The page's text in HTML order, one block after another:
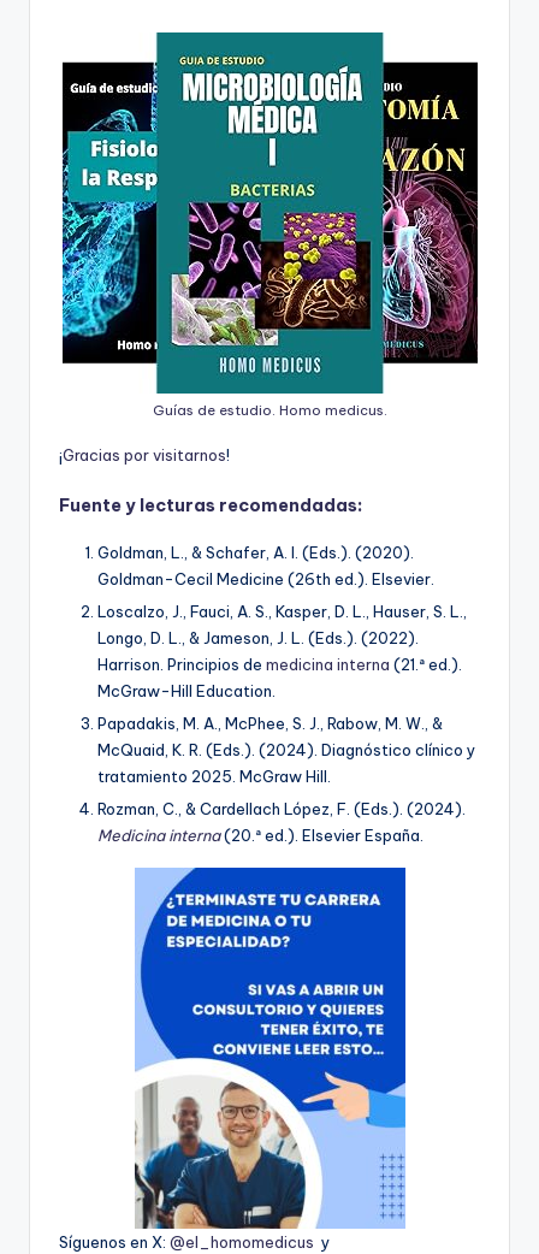
Guías de estudio. Homo medicus.
¡Gracias porvisitarnos!
Fuente y lecturas recomendadas:
Goldman, L., & Schafer, A. I. (Eds.). (2020).
Goldman-Cecil Medicine (26th ed.). Elsevier.
Loscalzo, J., Fauci, A. S., Kasper, D. L., Hauser, S. L.,
Longo, D. L., & Jameson, J. L. (Eds.). (2022).
Harrison. Principios de medicina interna (21.ª ed.).
McGraw-Hill Education.
Papadakis, M. A., McPhee, S. J., Rabow, M. W., &
McQuaid, K. R. (Eds.). (2024). Diagnóstico clínico y
tratamiento 2025. McGraw Hill.
Rozman, C., & Cardellach López, F. (Eds.). (2024).
Medicina interna(20.ª ed.). Elsevier España.
Síguenos en X: @el_homomedicus y